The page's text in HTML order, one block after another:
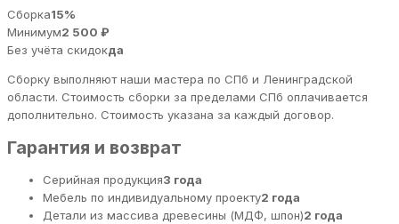
Сборка15%
Минимум2 500 ₽
Без учёта скидокда
Сборку выполняют наши мастера по СПб и Ленинградской
области. Стоимость сборки за пределами СПб оплачивается
дополнительно. Стоимость указана за каждый договор.
Гарантия и возврат
Серийная продукция3 года
Мебель по индивидуальному проекту2 года
Детали из массива древесины (МДФ, шпон)2 года